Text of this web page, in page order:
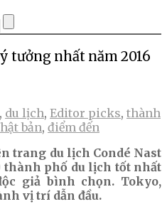
tưởng nhất năm 2016
, du lịch, Editor picks, thành
bản, điểm đến
trang du lịch Condé Nast
thành phố du lịch tốt nhất
giả bình chọn. Tokyo,
vị trí dẫn đầu.